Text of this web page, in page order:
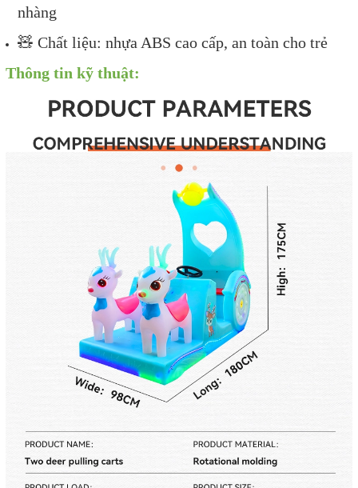
nhàng
🧸 Chất liệu: nhựa ABS cao cấp, an toàn cho trẻ
Thông tin kỹ thuật: